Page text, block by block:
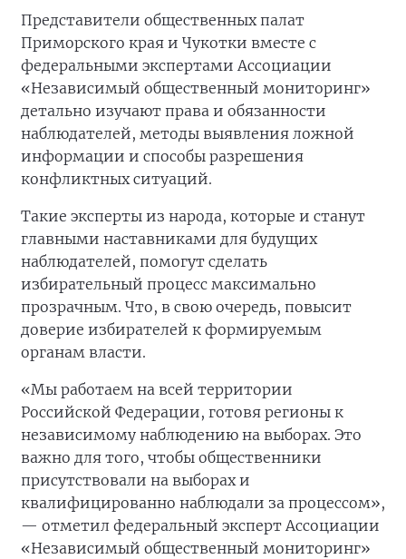
Представители общественных палат
Приморского края и Чукотки вместе с
федеральными экспертами Ассоциации
«Независимый общественный мониторинг»
детально изучают права и обязанности
наблюдателей, методы выявления ложной
информации и способы разрешения
конфликтных ситуаций.
Такие эксперты из народа, которые и станут
главными наставниками для будущих
наблюдателей, помогут сделать
избирательный процесс максимально
прозрачным. Что, в свою очередь, повысит
доверие избирателей к формируемым
органам власти.
«Мы работаем на всей территории
Российской Федерации, готовя регионы к
независимому наблюдению на выборах. Это
важно для того, чтобы общественники
присутствовали на выборах и
квалифицированно наблюдали за процессом»,
— отметил федеральный эксперт Ассоциации
«Независимый общественный мониторинг»